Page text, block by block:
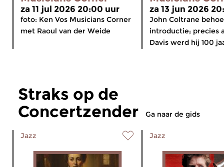
za 11 jul 2026 20:00 uur
foto: Ken Vos Musicians Corner
met Raoul van der Weide
za 13 jun 2026
John Coltrane
introductie; precies
Davis werd hij 100
Straks op de
Concertzender
Ga naar de gids
Jazz Jazz